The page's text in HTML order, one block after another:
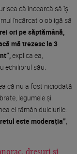
că încearcă să își
încărcat o obligă să
ori pe săptămână,
mă trezesc la 3
explica ea,
echilibrul său.
că nu a fost niciodată
legumele și
ei rămân dulciurile.
este moderația”
dresuri și